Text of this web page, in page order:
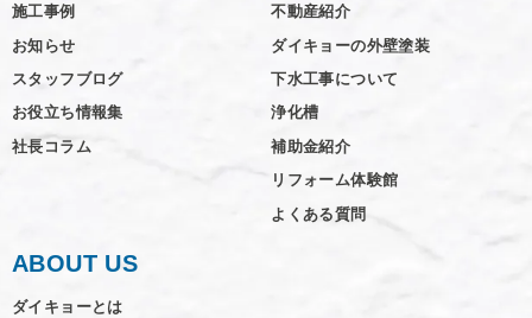
施工事例
お知らせ
スタッフブログ
お役立ち情報集
社長コラム
不動産紹介
ダイキョーの外壁塗装
下水工事について
浄化槽
補助金紹介
リフォーム体験館
よくある質問
ABOUT US
ダイキョーとは